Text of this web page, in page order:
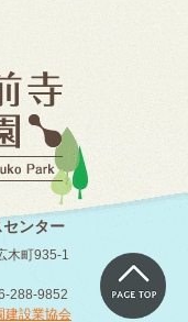
ンター
木町935-1
288-9852
建設業協会